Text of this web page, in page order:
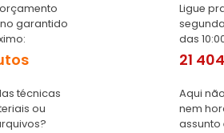
garantido
técnicas
ou
Ligue
das
21
Aqui
nem
assunto